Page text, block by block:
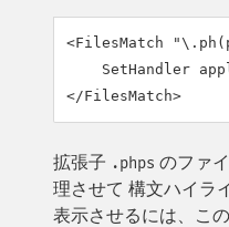
<FilesMatch
SetHandler
</FilesMatch>
拡張子 .phps のファ
理させて 構文ハイラ
表示させるには、こ